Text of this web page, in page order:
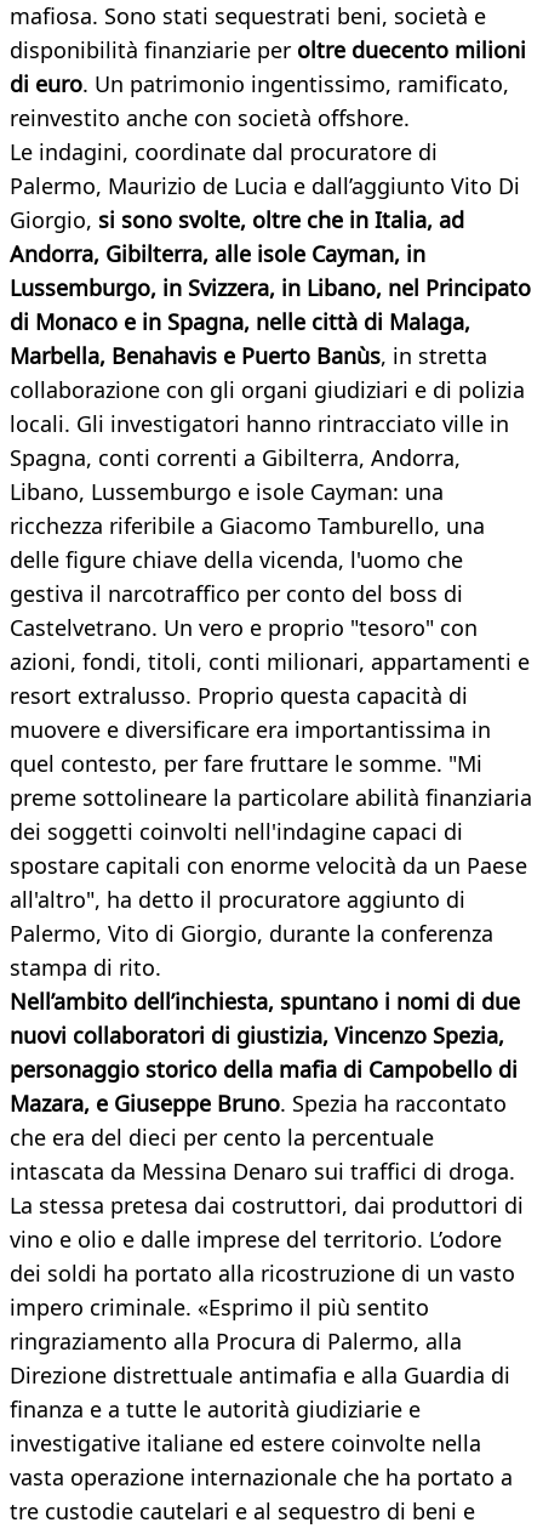
mafiosa. Sono stati sequestrati beni, società e
disponibilità finanziarie per oltre duecento milioni
di euro. Un patrimonio ingentissimo, ramificato,
reinvestito anche con società offshore.
Le indagini, coordinate dal procuratore di
Palermo, Maurizio de Lucia e dall’aggiunto Vito Di
Giorgio, si sono svolte, oltre che in Italia, ad
Andorra, Gibilterra, alle isole Cayman, in
Lussemburgo, in Svizzera, in Libano, nel Principato
di Monaco e in Spagna, nelle città di Malaga,
Marbella, Benahavis e Puerto Banùs, in stretta
collaborazione con gli organi giudiziari e di polizia
locali. Gli investigatori hanno rintracciato ville in
Spagna, conti correnti a Gibilterra, Andorra,
Libano, Lussemburgo e isole Cayman: una
ricchezza riferibile a Giacomo Tamburello, una
delle figure chiave della vicenda, l'uomo che
gestiva il narcotraffico per conto del boss di
Castelvetrano. Un vero e proprio "tesoro" con
azioni, fondi, titoli, conti milionari, appartamenti e
resort extralusso. Proprio questa capacità di
muovere e diversificare era importantissima in
quel contesto, per fare fruttare le somme. "Mi
preme sottolineare la particolare abilità finanziaria
dei soggetti coinvolti nell'indagine capaci di
spostare capitali con enorme velocità da un Paese
all'altro", ha detto il procuratore aggiunto di
Palermo, Vito di Giorgio, durante la conferenza
stampa di rito.
Nell’ambito dell’inchiesta, spuntano i nomi di due
nuovi collaboratori di giustizia, Vincenzo Spezia,
personaggio storico della mafia di Campobello di
Mazara, e Giuseppe Bruno. Spezia ha raccontato
che era del dieci per cento la percentuale
intascata da Messina Denaro sui traffici di droga.
La stessa pretesa dai costruttori, dai produttori di
vino e olio e dalle imprese del territorio. L’odore
dei soldi ha portato alla ricostruzione di un vasto
impero criminale. «Esprimo il più sentito
ringraziamento alla Procura di Palermo, alla
Direzione distrettuale antimafia e alla Guardia di
finanza e a tutte le autorità giudiziarie e
investigative italiane ed estere coinvolte nella
vasta operazione internazionale che ha portato a
tre custodie cautelari e al sequestro di beni e